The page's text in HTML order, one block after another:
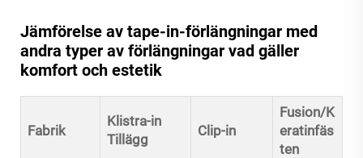
Jämförelse av tape-in-förlängningar med
andra typer av förlängningar vad gäller
komfort och estetik
Fabrik
Klistra-in
Tillägg
Clip-in
Fusion/K
eratinfäs
ten